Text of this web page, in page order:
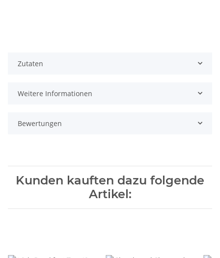
Zutaten
Weitere Informationen
Bewertungen
Kunden kauften dazu folgende
Artikel: